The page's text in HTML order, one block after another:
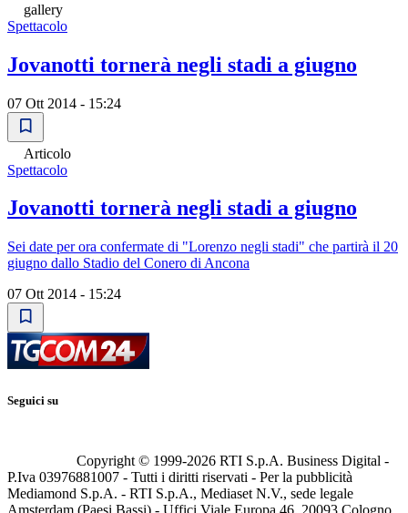
gallery
Spettacolo
Jovanotti tornerà negli stadi a giugno
07 Ott 2014 - 15:24
Articolo
Spettacolo
Jovanotti tornerà negli stadi a giugno
Sei date per ora confermate di "Lorenzo negli stadi" che partirà il 20
giugno dallo Stadio del Conero di Ancona
07 Ott 2014 - 15:24
Seguici su
Copyright © 1999-2026 RTI S.p.A. Business Digital -
P.Iva 03976881007 - Tutti i diritti riservati - Per la pubblicità
Mediamond S.p.A. - RTI S.p.A., Mediaset N.V., sede legale
Amsterdam (Paesi Bassi) - Uffici Viale Europa 46, 20093 Cologno